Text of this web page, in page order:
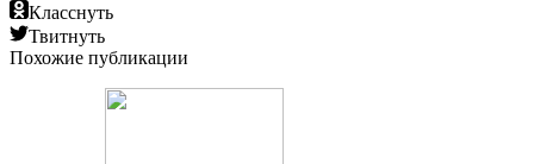
Класснуть
Твитнуть
Похожие публикации